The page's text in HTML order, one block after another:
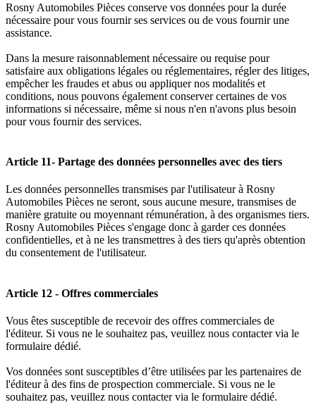
Rosny Automobiles Pièces conserve vos données pour la durée
nécessaire pour vous fournir ses services ou de vous fournir une
assistance.
Dans la mesure raisonnablement nécessaire ou requise pour
satisfaire aux obligations légales ou réglementaires, régler des litiges,
empêcher les fraudes et abus ou appliquer nos modalités et
conditions, nous pouvons également conserver certaines de vos
informations si nécessaire, même si nous n'en n'avons plus besoin
pour vous fournir des services.
Article 11- Partage des données personnelles avec des tiers
Les données personnelles transmises par l'utilisateur à Rosny
Automobiles Pièces ne seront, sous aucune mesure, transmises de
manière gratuite ou moyennant rémunération, à des organismes tiers.
Rosny Automobiles Pièces s'engage donc à garder ces données
confidentielles, et à ne les transmettres à des tiers qu'après obtention
du consentement de l'utilisateur.
Article 12 - Offres commerciales
Vous êtes susceptible de recevoir des offres commerciales de
l'éditeur. Si vous ne le souhaitez pas, veuillez nous contacter via le
formulaire dédié.
Vos données sont susceptibles d’être utilisées par les partenaires de
l'éditeur à des fins de prospection commerciale. Si vous ne le
souhaitez pas, veuillez nous contacter via le formulaire dédié.